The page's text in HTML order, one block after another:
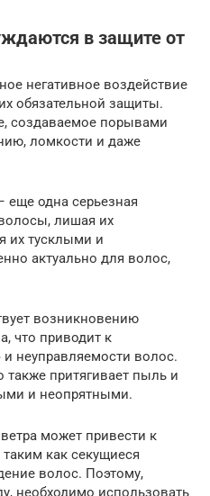
в защите от
негативное воздействие
обязательной защиты.
создаваемое порывами
ломкости и даже
еще одна серьезная
лишая их
их тусклыми и
актуально для волос,
возникновению
что приводит к
неуправляемости волос.
также притягивает пыль и
и неопрятными.
может привести к
как секущиеся
волос. Поэтому,
необходимо использовать